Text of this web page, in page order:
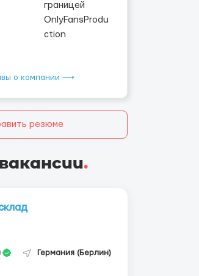
о компании ⟶
резюме
.
Германия (Берлин)